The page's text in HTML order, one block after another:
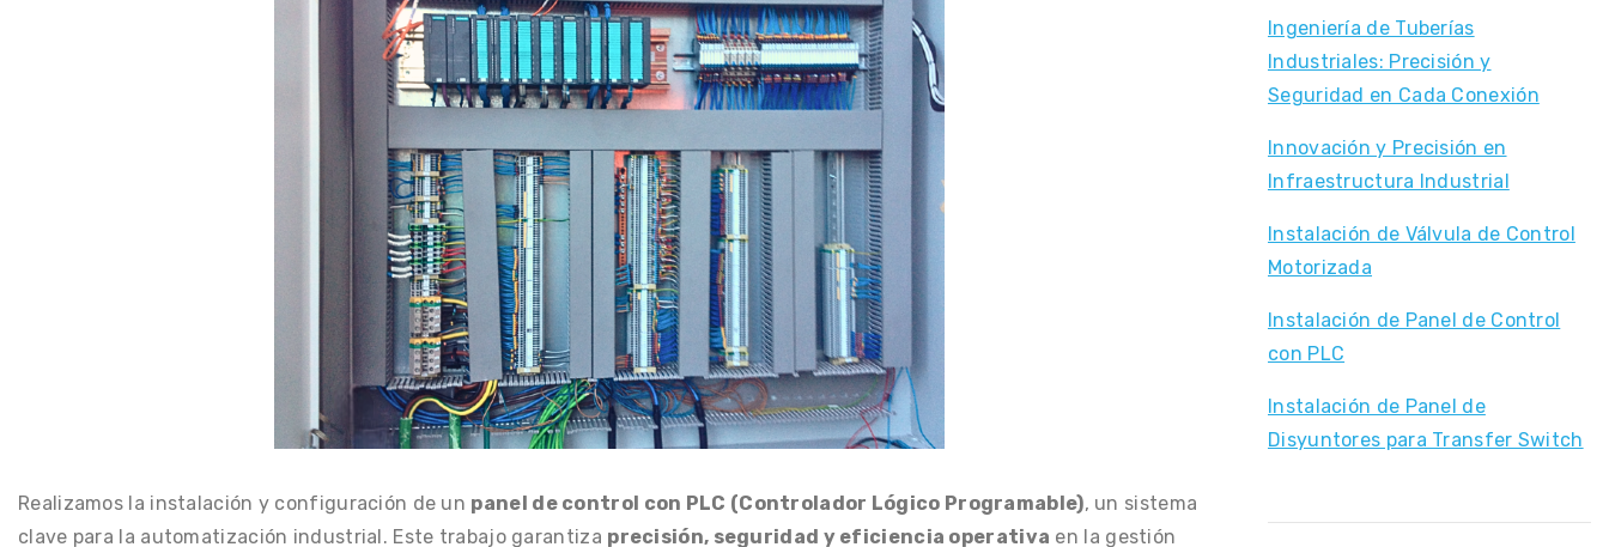
Realizamos la instalación y configuración de un panel de control con PLC (Controlador Lógico Programable), un sistema
clave para la automatización industrial. Este trabajo garantiza precisión, seguridad y eficiencia operativa en la gestión
Ingeniería de Tuberías
Industriales: Precisión y
Seguridad en Cada Conexión
Innovación y Precisión en
Infraestructura Industrial
Instalación de Válvula de Control
Motorizada
Instalación de Panel de Control
con PLC
Instalación de Panel de
Disyuntores para Transfer Switch